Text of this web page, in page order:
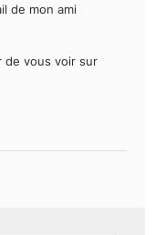
de mon ami
de vous voir sur